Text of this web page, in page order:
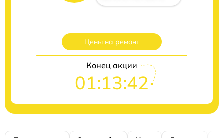
Цены на ремонт
Конец акции
01:13:40